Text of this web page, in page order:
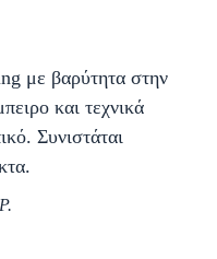
με βαρύτητα στην
και τεχνικά
Συνιστάται